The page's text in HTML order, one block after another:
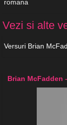
romana
Vezi si alte
Versuri Brian
Brian McFadden